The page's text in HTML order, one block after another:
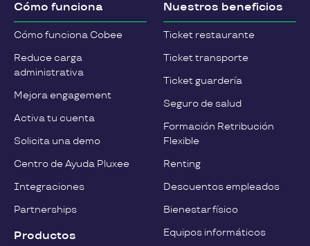
Cómo funciona
Cómo funciona Cobee
Reduce carga
administrativa
Mejora engagement
Activa tu cuenta
Solicita una demo
Centro de Ayuda Pluxee
Integraciones
Partnerships
Productos
Nuestros beneficios
Ticket restaurante
Ticket transporte
Ticket guardería
Seguro de salud
Formación Retribución
Flexible
Renting
Descuentos empleados
Bienestar físico
Equipos informáticos